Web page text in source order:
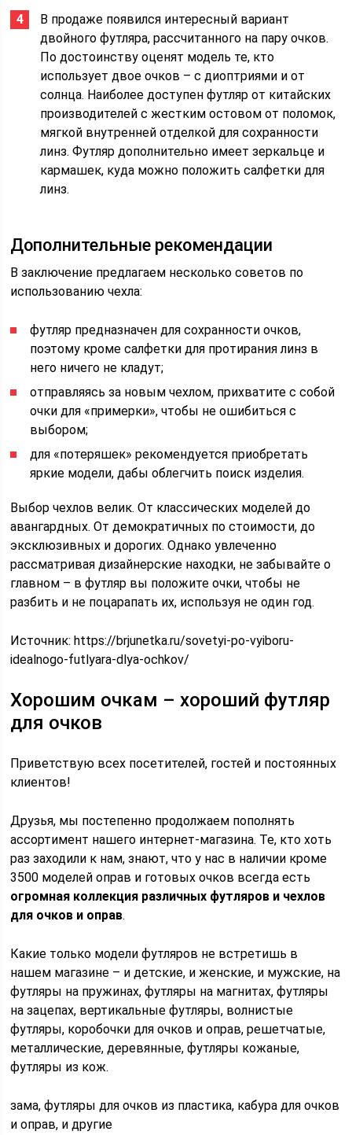
В продаже появился интересный вариант
двойного футляра, рассчитанного на пару очков.
По достоинству оценят модель те, кто
использует двое очков – с диоптриями и от
солнца. Наиболее доступен футляр от китайских
производителей с жестким остовом от поломок,
мягкой внутренней отделкой для сохранности
линз. Футляр дополнительно имеет зеркальце и
кармашек, куда можно положить салфетки для
линз.
Дополнительные рекомендации
В заключение предлагаем несколько советов по
использованию чехла:
футляр предназначен для сохранности очков,
поэтому кроме салфетки для протирания линз в
него ничего не кладут;
отправляясь за новым чехлом, прихватите с собой
очки для «примерки», чтобы не ошибиться с
выбором;
для «потеряшек» рекомендуется приобретать
яркие модели, дабы облегчить поиск изделия.
Выбор чехлов велик. От классических моделей до
авангардных. От демократичных по стоимости, до
эксклюзивных и дорогих. Однако увлеченно
рассматривая дизайнерские находки, не забывайте о
главном – в футляр вы положите очки, чтобы не
разбить и не поцарапать их, используя не один год.
Источник:https://brjunetka.ru/sovetyi-po-vyiboru-
idealnogo-futlyara-dlya-ochkov/
Хорошим очкам – хороший футляр
для очков
Приветствую всех посетителей, гостей и постоянных
клиентов!
Друзья, мы постепенно продолжаем пополнять
ассортимент нашего интернет-магазина. Те, кто хоть
раз заходили к нам, знают, что у нас в наличии кроме
3500 моделей оправ и готовых очков всегда есть
огромная коллекция различных футляров и чехлов
для очков и оправ.
Какие только модели футляров не встретишь в
нашем магазине – и детские, и женские, и мужские, на
футляры на пружинах, футляры на магнитах, футляры
на зацепах, вертикальные футляры, волнистые
футляры, коробочки для очков и оправ, решетчатые,
металлические, деревянные, футляры кожаные,
футляры из кож.
зама, футляры для очков из пластика, кабура для очков
и оправ, и другие